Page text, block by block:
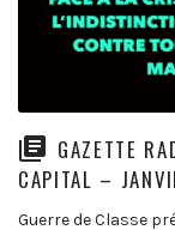
GAZETTE
CAPITAL –
Guerre de Classe